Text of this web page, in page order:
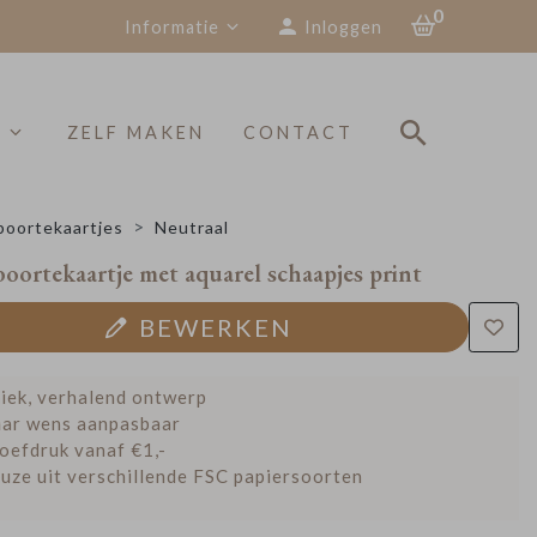
Informatie Inloggen
0
ZELF MAKEN CONTACT
Neutraal
met aquarel schaapjes print
BEWERKEN
verhalend ontwerp
wens aanpasbaar
vanaf €1,-
uit verschillende FSC papiersoorten